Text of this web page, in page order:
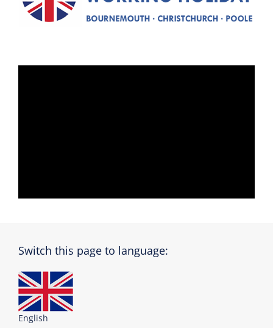
Switch this page to language:
English